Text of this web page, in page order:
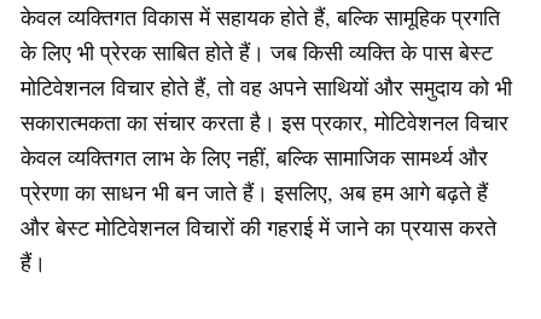
केवल व्यक्तिगत विकास में सहायक होते हैं, बल्कि सामूहिक प्रगति
के लिए भी प्रेरक साबित होते हैं। जब किसी व्यक्ति के पास बेस्ट
मोटिवेशनल विचार होते हैं, तो वह अपने साथियों और समुदाय को भी
सकारात्मकता का संचार करता है। इस प्रकार, मोटिवेशनल विचार
केवल व्यक्तिगत लाभ के लिए नहीं, बल्कि सामाजिक सामर्थ्य और
प्रेरणा का साधन भी बन जाते हैं। इसलिए, अब हम आगे बढ़ते हैं
और बेस्ट मोटिवेशनल विचारों की गहराई में जाने का प्रयास करते
हैं।